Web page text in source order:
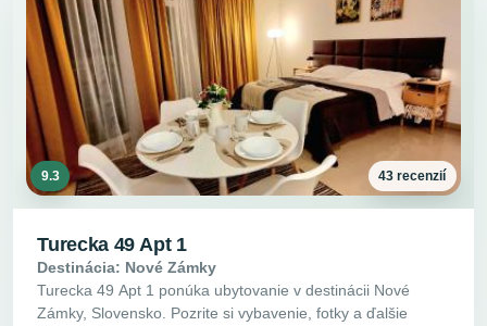
9.3 43 recenzií
Turecka 49 Apt 1
Destinácia: Nové Zámky
Turecka 49 Apt 1 ponúka ubytovanie v destinácii Nové
Zámky, Slovensko. Pozrite si vybavenie, fotky a ďalšie